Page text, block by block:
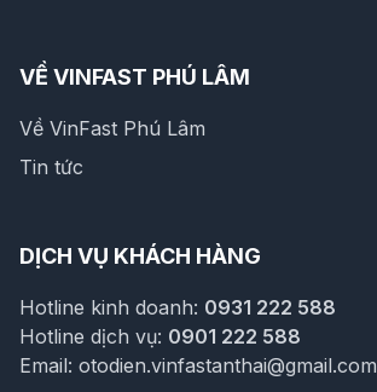
VỀ VINFAST PHÚ LÂM
Về VinFast Phú Lâm
Tin tức
DỊCH VỤ KHÁCH HÀNG
Hotline kinh doanh: 0931 222 588
Hotline dịch vụ: 0901 222 588
Email: otodien.vinfastanthai@gmail.com